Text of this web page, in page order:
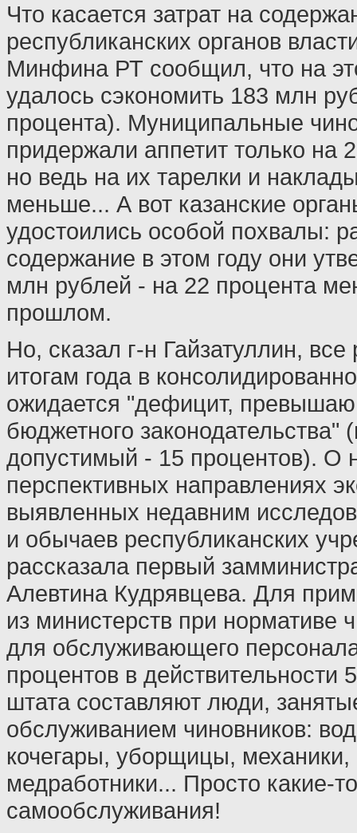
Что касается затрат на
республиканских органов
Минфина РТ сообщил, что на
удалось сэкономить 183 млн
процента). Муниципальные
придержали аппетит только на
но ведь на их тарелки и
меньше... А вот казанские
удостоились особой похвалы:
содержание в этом году они
млн рублей - на 22 процента
прошлом.
Но, сказал г-н Гайзатуллин, все
итогам года в
ожидается "дефицит,
бюджетного
допустимый - 15 процентов). О
перспективных направлениях
выявленных недавним
и обычаев республиканских
рассказала первый
Алевтина Кудрявцева. Для
из министерств при нормативе
для обслуживающего
процентов в действительности
штата составляют люди,
обслуживанием чиновников:
кочегары, уборщицы, механики,
медработники... Просто какие-
самообслуживания!